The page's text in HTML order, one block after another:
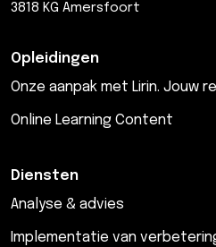
3818 KG Amersfoort
Opleidingen
Onze aanpak met Lirin. Jouw
Online Learning Content
Diensten
Analyse & advies
Implementatie van